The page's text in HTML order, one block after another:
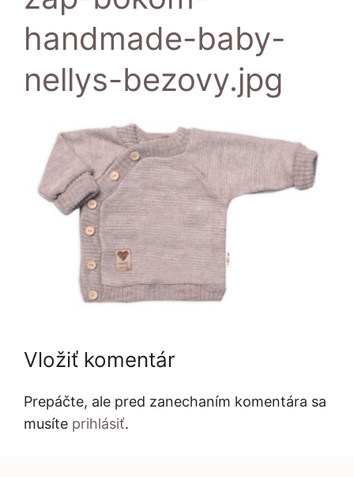
handmade-baby-
nellys-bezovy.jpg
Vložiť komentár
Prepáčte, ale pred zanechaním komentára sa
musíte prihlásiť.